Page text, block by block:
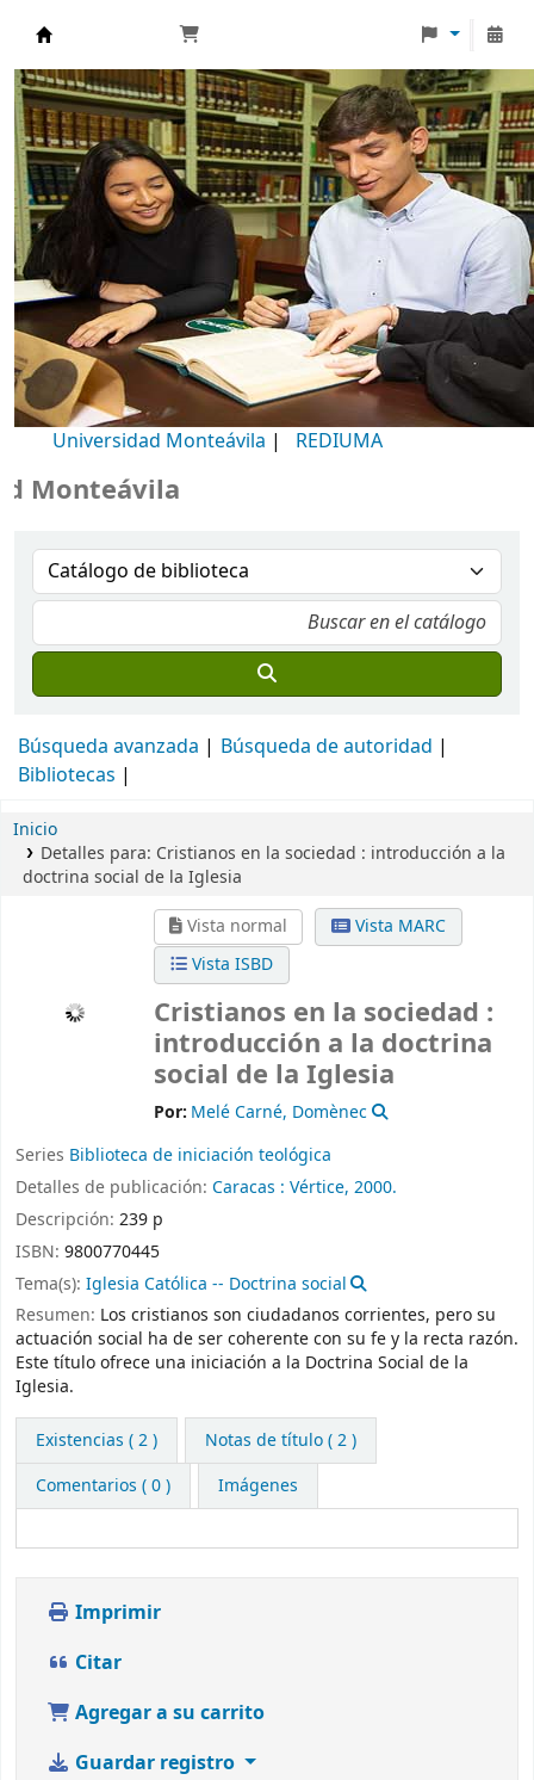
Biblioteca Universidad Monteávila
Universidad Monteávila | REDIUMA
Búsqueda avanzada
Búsqueda de autoridad
Bibliotecas
Inicio
Detalles para: Cristianos en la sociedad : introducción a la
doctrina social de la Iglesia
Vista normal
Vista MARC
Vista ISBD
Cristianos en la sociedad :
introducción a la doctrina
social de la Iglesia
Por: Melé Carné, Domènec
Series Biblioteca de iniciación teológica
Detalles de publicación: Caracas : Vértice, 2000.
Descripción: 239 p
ISBN: 9800770445
Tema(s): Iglesia Católica -- Doctrina social
Resumen: Los cristianos son ciudadanos corrientes, pero su
actuación social ha de ser coherente con su fe y la recta razón.
Este título ofrece una iniciación a la Doctrina Social de la
Iglesia.
Existencias ( 2 )
Notas de título ( 2 )
Comentarios ( 0 )
Imágenes
Imprimir
Citar
Agregar a su carrito
Guardar registro